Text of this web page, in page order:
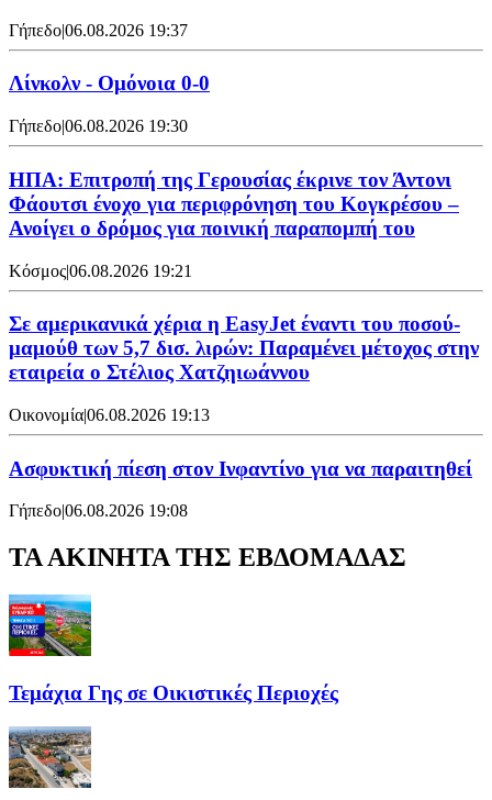
Γήπεδο|06.08.2026 19:37
Λίνκολν - Ομόνοια 0-0
Γήπεδο|06.08.2026 19:30
ΗΠΑ: Επιτροπή της Γερουσίας έκρινε τον Άντονι
Φάουτσι ένοχο για περιφρόνηση του Κογκρέσου –
Ανοίγει ο δρόμος για ποινική παραπομπή του
Κόσμος|06.08.2026 19:21
Σε αμερικανικά χέρια η EasyJet έναντι του ποσού-
μαμούθ των 5,7 δισ. λιρών: Παραμένει μέτοχος στην
εταιρεία ο Στέλιος Χατζηιωάννου
Οικονομία|06.08.2026 19:13
Ασφυκτική πίεση στον Ινφαντίνο για να παραιτηθεί
Γήπεδο|06.08.2026 19:08
ΤΑ ΑΚΙΝΗΤΑ ΤΗΣ ΕΒΔΟΜΑΔΑΣ
Τεμάχια Γης σε Οικιστικές Περιοχές